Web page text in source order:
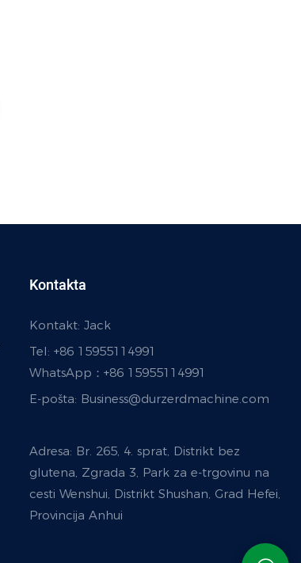
Kontakta
Kontakt: Jack
Tel: +86 15955114991
WhatsApp： +86 15955114991
E-pošta: Business@durzerdmachine.com
Adresa: Br. 265, 4. sprat, Distrikt bez
glutena, Zgrada 3, Park za e-trgovinu na
cesti Wenshui, Distrikt Shushan, Grad Hefei,
Provincija Anhui